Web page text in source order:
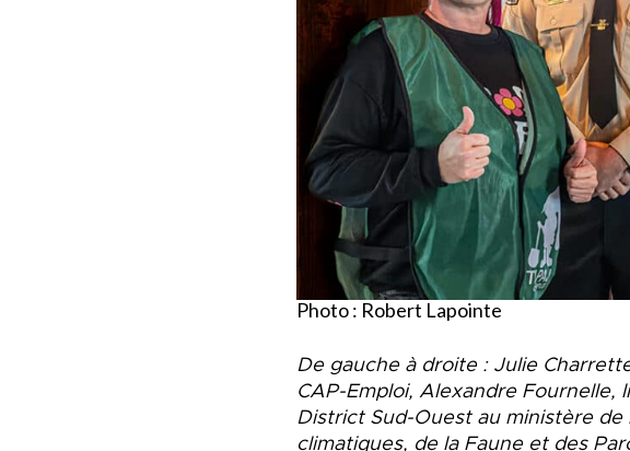
Photo : Robert Lapointe
De gauche à droite : Julie
CAP-Emploi, Alexandre
District Sud-Ouest au ministère de
climatiques, de la Faune et des